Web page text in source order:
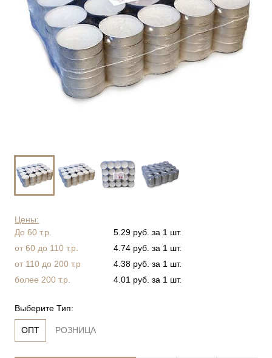
Цены:
До 60 т.р.
5.29 руб. за 1 шт.
от 60 до 110 т.р.
4.74 руб. за 1 шт.
от 110 до 200 т.р
4.38 руб. за 1 шт.
более 200 т.р.
4.01 руб. за 1 шт.
Выберите Тип:
ОПТ РОЗНИЦА